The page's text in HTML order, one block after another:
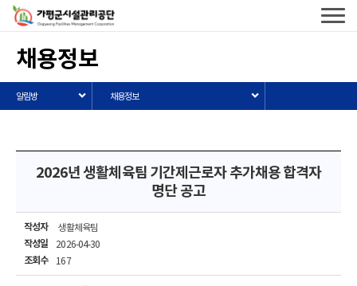
가평군시설관리공단
로고
전체
채용정보
알림방 채용정보
2026년 생활체육팀 기간제근로자 추가채용 합격자
명단 공고
작성자
생활체육팀
작성일
2026-04-30
조회수
167